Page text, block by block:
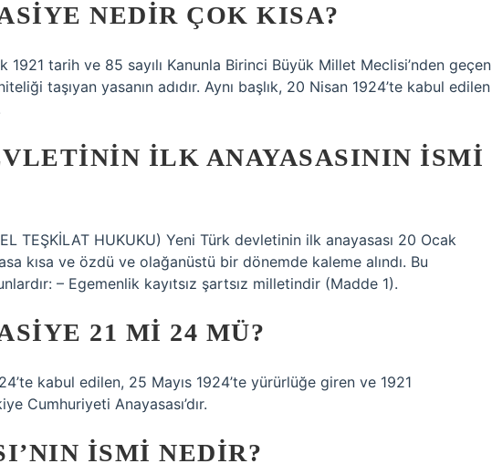
NEDIR ÇOK KISA?
tarih ve 85 sayılı Kanunla Birinci Büyük Millet Meclisi’nden geçen
taşıyan yasanın adıdır. Aynı başlık, 20 Nisan 1924’te kabul edilen
ILK ANAYASASININ ISMI
TEŞKİLAT HUKUKU) Yeni Türk devletinin ilk anayasası 20 Ocak
kısa ve özdü ve olağanüstü bir dönemde kaleme alındı. Bu
– Egemenlik kayıtsız şartsız milletindir (Madde 1).
21 MI 24 MÜ?
kabul edilen, 25 Mayıs 1924’te yürürlüğe giren ve 1921
Cumhuriyeti Anayasası’dır.
ISMI NEDIR?